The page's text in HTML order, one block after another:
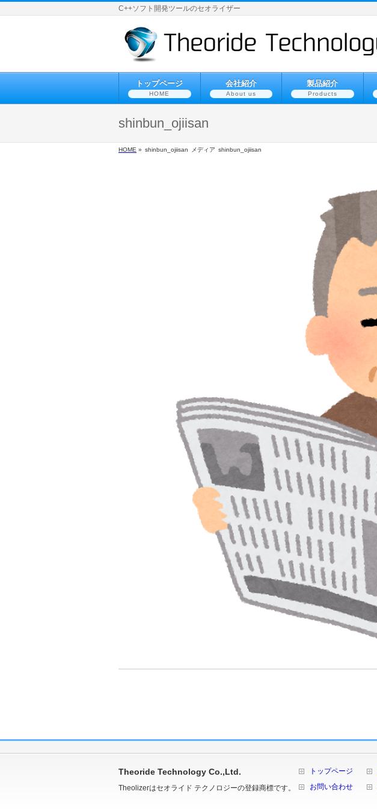
C++ソフト開発ツールのセオライザー
トップページ
HOME
会社紹介
About us
製品紹介
Products
shinbun_ojiisan
HOME » shinbun_ojiisan メディア shinbun_ojiisan
Theoride Technology Co.,Ltd.
Theolizerはセオライド テクノロジーの登録商標です。
トップページ
お問い合わせ